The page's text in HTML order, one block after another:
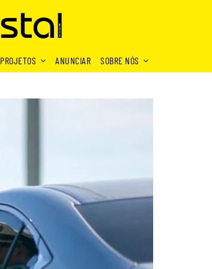
PROJETOS ANUNCIAR SOBRE NÓS